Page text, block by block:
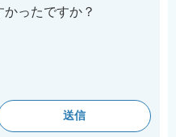
ったですか？